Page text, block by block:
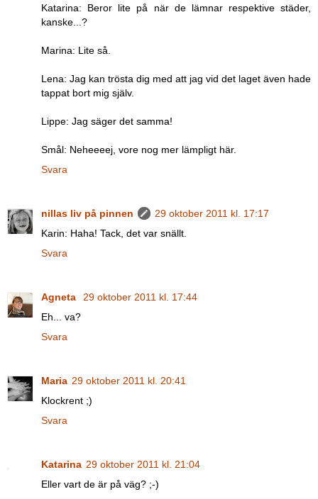
Katarina: Beror lite på när de lämnar respektive städer,
kanske...?
Marina: Lite så.
Lena: Jag kan trösta dig med att jag vid det laget även hade
tappat bort mig själv.
Lippe: Jag säger det samma!
Smål: Neheeeej, vore nog mer lämpligt här.
Svara
nillas liv på pinnen
29 oktober 2011 kl. 17:17
Karin: Haha! Tack, det var snällt.
Svara
Agneta
29 oktober 2011 kl. 17:44
Eh... va?
Svara
Maria 29 oktober 2011 kl. 20:41
Klockrent ;)
Svara
Katarina 29 oktober 2011 kl. 21:04
Eller vart de är på väg? ;-)